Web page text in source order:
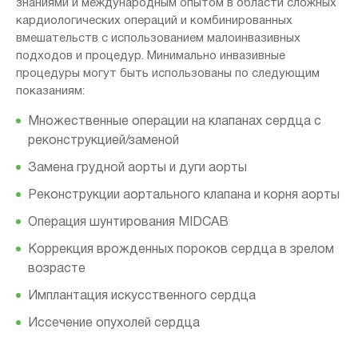
знаниями и международным опытом в области сложных
кардиологических операций и комбинированных
вмешательств с использованием малоинвазивных
подходов и процедур. Минимально инвазивные
процедуры могут быть использованы по следующим
показаниям:
Множественные операции на клапанах сердца с
реконструкцией/заменой
Замена грудной аорты и дуги аорты
Реконструкции аортального клапана и корня аорты
Операция шунтирования MIDCAB
Коррекция врожденных пороков сердца в зрелом
возрасте
Имплантация искусственного сердца
Иссечение опухолей сердца